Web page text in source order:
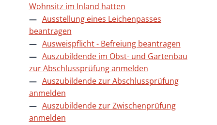
Wohnsitz im Inland hatten
Ausstellung eines Leichenpasses
beantragen
Ausweispflicht - Befreiung beantragen
Auszubildende im Obst- und Gartenbau
zur Abschlussprüfung anmelden
Auszubildende zur Abschlussprüfung
anmelden
Auszubildende zur Zwischenprüfung
anmelden